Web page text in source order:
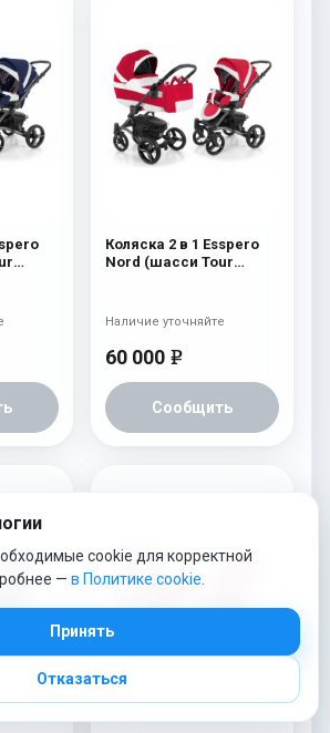
Коляска 2 в 1 Esspero
Nord (шасси Tour
60 000 e
Сообщить
Наличие уточняйте
cookie для корректной
— в Политике cookie
Принять
Отказаться